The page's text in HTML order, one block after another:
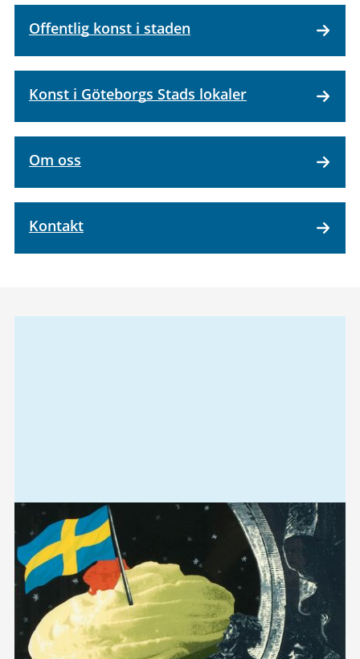
Offentlig konst i staden
Konst i Göteborgs Stads lokaler
Om oss
Kontakt